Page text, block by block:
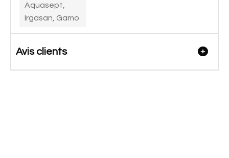
Aquasept,
Irgasan, Gamo
Avis clients